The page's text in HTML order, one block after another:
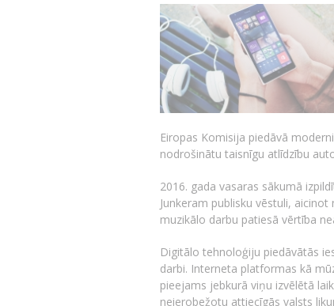
Eiropas Komisija piedāvā
nodrošinātu taisnīgu atlīdzību
2016. gada vasaras sākumā
Junkeram publisku vēstuli,
muzikālo darbu patiesā vērtība
Digitālo tehnoloģiju piedāvātās
darbi. Interneta platformas kā
pieejams jebkurā viņu izvēlētā
neierobežotu attiecīgās valsts